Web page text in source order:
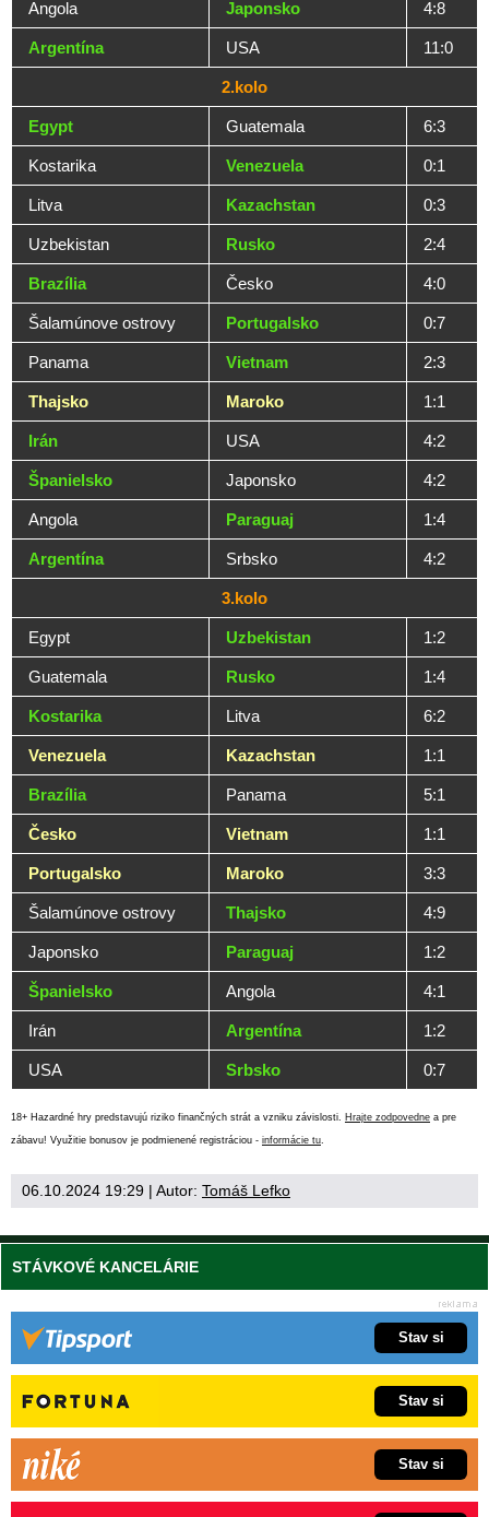
Angola Japonsko 4:8
Argentína USA 11:0
2.kolo
Egypt Guatemala 6:3
Kostarika Venezuela 0:1
Litva Kazachstan 0:3
Uzbekistan Rusko 2:4
Brazília Česko 4:0
Šalamúnove ostrovy Portugalsko 0:7
Panama Vietnam 2:3
Thajsko Maroko 1:1
Irán USA 4:2
Španielsko Japonsko 4:2
Angola Paraguaj 1:4
Argentína Srbsko 4:2
3.kolo
Egypt Uzbekistan 1:2
Guatemala Rusko 1:4
Kostarika Litva 6:2
Venezuela Kazachstan 1:1
Brazília Panama 5:1
Česko Vietnam 1:1
Portugalsko Maroko 3:3
Šalamúnove ostrovy Thajsko 4:9
Japonsko Paraguaj 1:2
Španielsko Angola 4:1
Irán Argentína 1:2
USA Srbsko 0:7
18+ Hazardné hry predstavujú riziko finančných strát a vzniku závislosti. Hrajte zodpovedne a pre
zábavu! Využitie bonusov je podmienené registráciou - informácie tu
06.10.2024 19:29 | Autor: Tomáš Lefko
STÁVKOVÉ KANCELÁRIE
Stav si
Stav si
Stav si